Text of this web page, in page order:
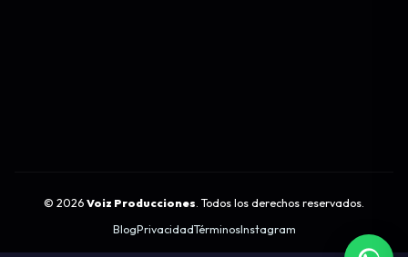
© 2026 Voiz Producciones . Todos los derechos reservados.
BlogPrivacidadTérminosInstagram